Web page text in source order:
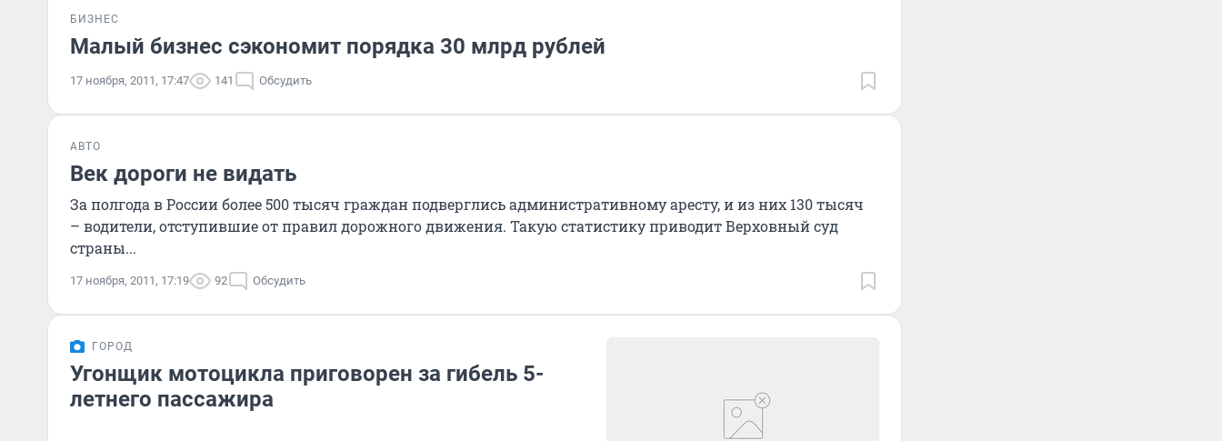
БИЗНЕС
Малый бизнес сэкономит порядка 30 млрд рублей
17 ноября, 2011, 17:47 141 Обсудить
АВТО
Век дороги не видать
За полгода в России более 500 тысяч граждан подверглись административному аресту, и из них 130 тысяч
– водители, отступившие от правил дорожного движения. Такую статистику приводит Верховный суд
страны...
17 ноября, 2011, 17:19 92 Обсудить
ГОРОД
Угонщик мотоцикла приговорен за гибель 5-
летнего пассажира